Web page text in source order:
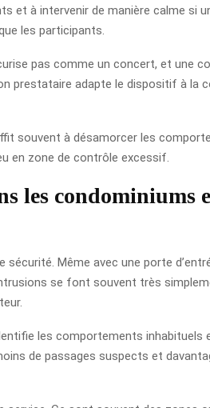
et à intervenir de manière calme si
les participants.
pas comme un concert, et une
prestataire adapte le dispositif à la
souvent à désamorcer les
en zone de contrôle excessif.
les condominiums
Même avec une porte
se font souvent très
les comportements
de passages suspects et